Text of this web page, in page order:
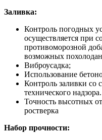
Заливка:
Контроль погодных
осуществляется при
противоморозной
возможных
Виброусадка;
Использование
Контроль заливки со
технического
Точность высотных
ростверка
Набор прочности: